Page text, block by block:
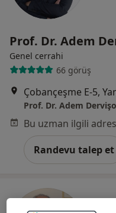
Prof. Dr. Adem
Genel cerrahi
66 görüş
Prof. Dr. Adem
Randevu talep et